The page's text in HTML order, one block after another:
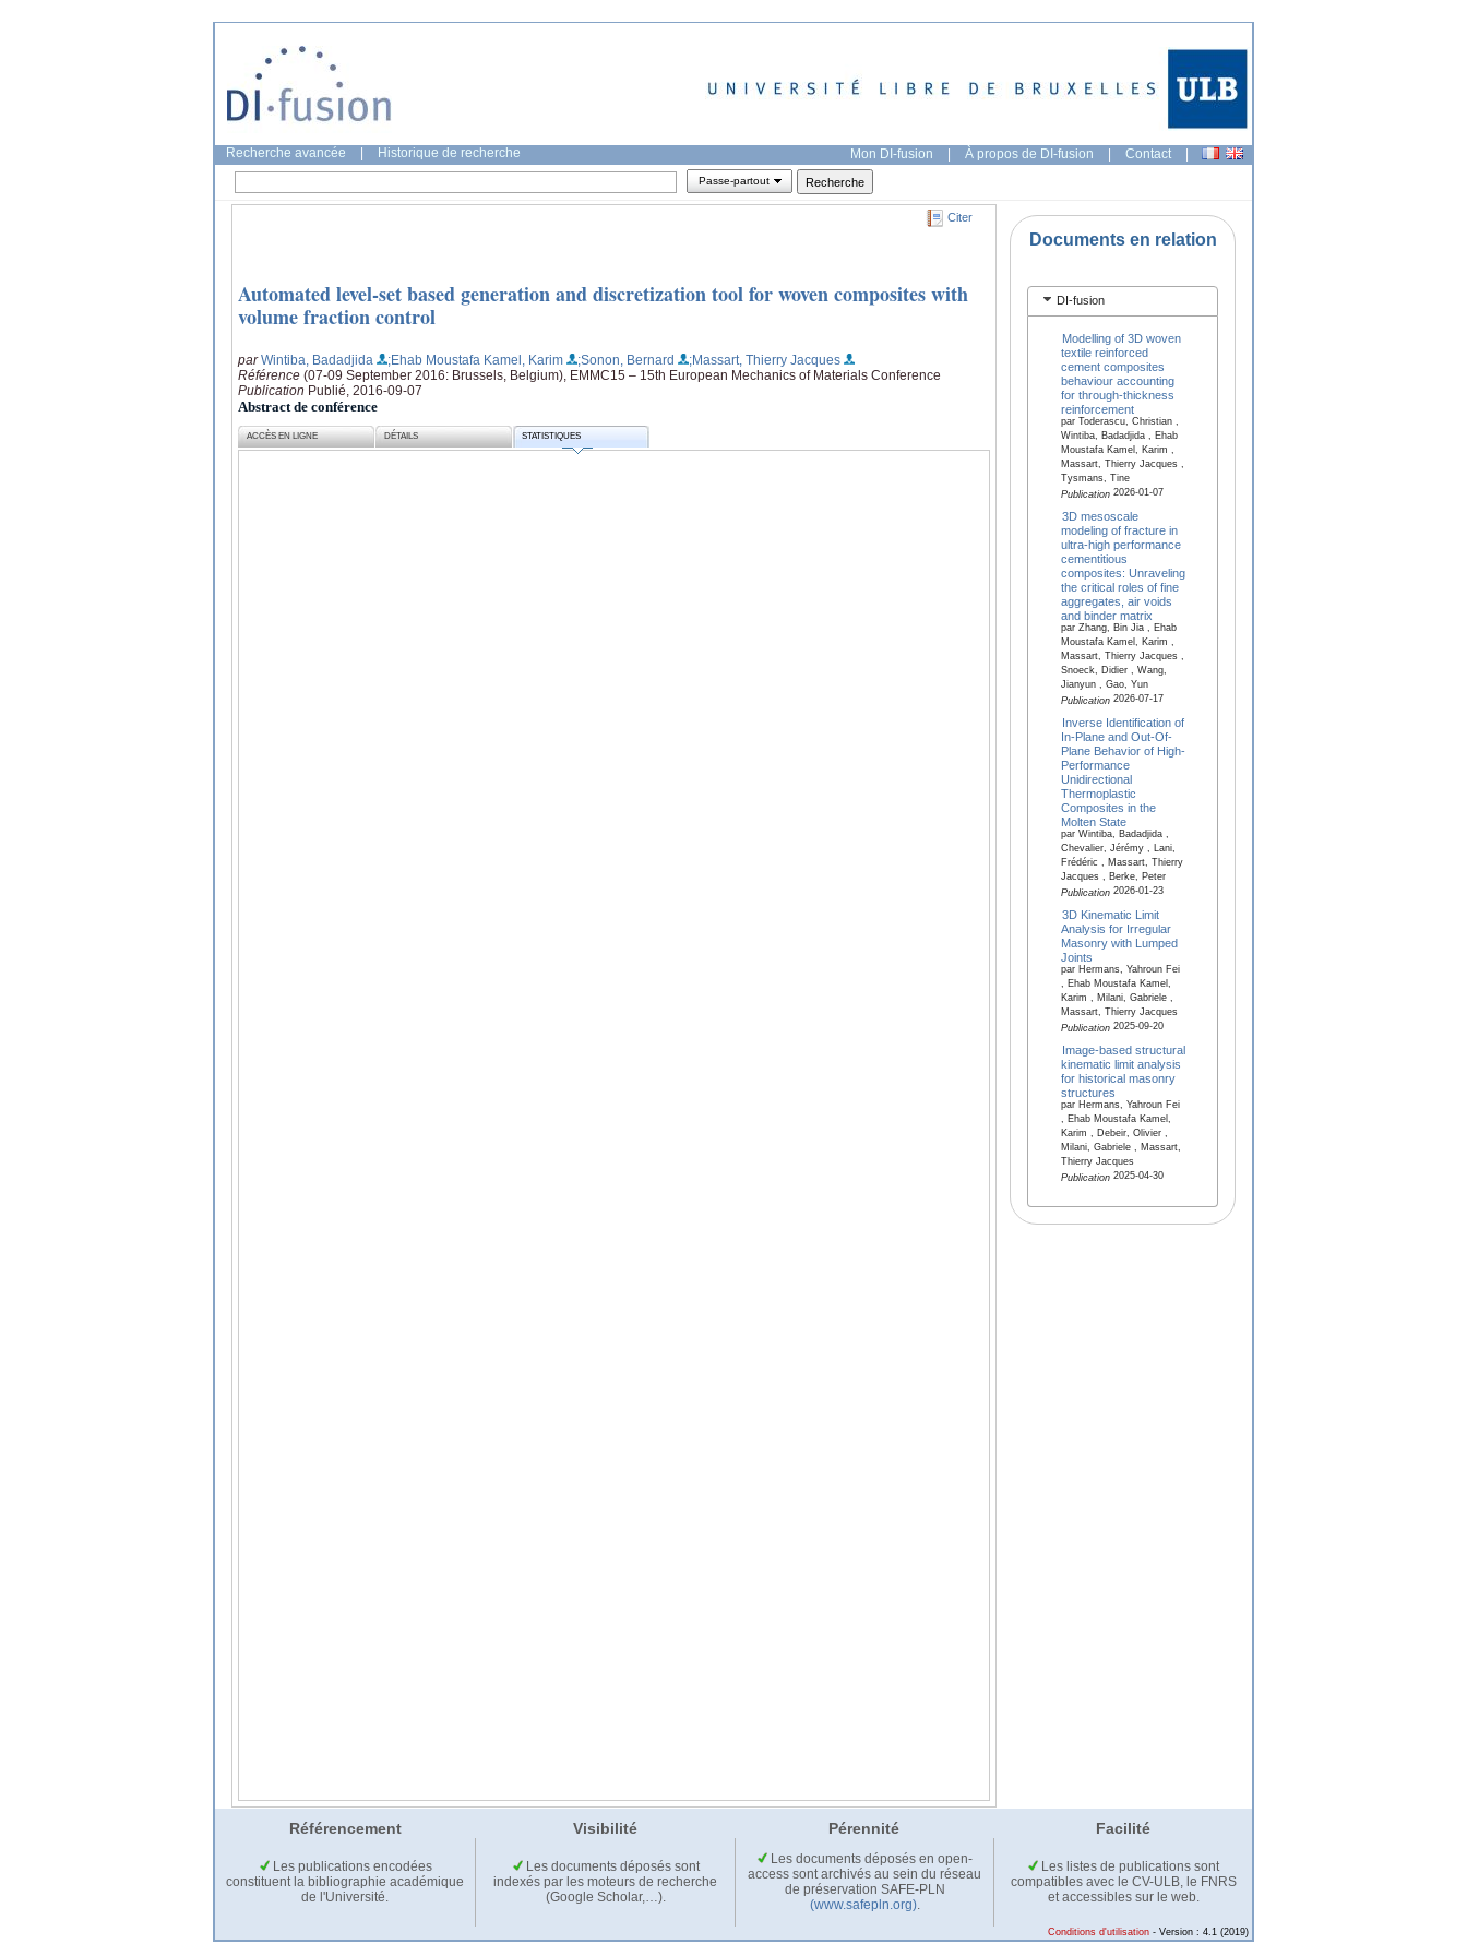
Recherche avancée Historique de recherche Mon DI-fusion | À propos de DI-fusion | Contact |
Passe-partout
Citer
Automated level-set based generation and discretization tool for woven composites with
volume fraction control
parWintiba, Badadjida ;Ehab Moustafa Kamel, Karim ;Sonon, Bernard
;Massart, Thierry Jacques
Référence (07-09 September 2016: Brussels, Belgium), EMMC15 – 15th European Mechanics of Materials Conference
Publication Publié, 2016-09-07
Abstract de conférence
ACCÈS EN LIGNE DÉTAILS STATISTIQUES
Documents en relation
DI-fusion
Modelling of 3D woven
textile reinforced
cement composites
behaviour accounting
for through-thickness
reinforcement
par Toderascu, Christian ,
Wintiba, Badadjida , Ehab
Moustafa Kamel, Karim ,
Massart, Thierry Jacques ,
Tysmans, Tine
Publication2026-01-07
3D mesoscale
modeling of fracture in
ultra-high performance
cementitious
composites: Unraveling
the critical roles of fine
aggregates, air voids
and binder matrix
par Zhang, Bin Jia , Ehab
Moustafa Kamel, Karim ,
Massart, Thierry Jacques ,
Snoeck, Didier , Wang,
Jianyun , Gao, Yun
Publication2026-07-17
Inverse Identification of
In-Plane and Out-Of-
Plane Behavior of High-
Performance
Unidirectional
Thermoplastic
Composites in the
Molten State
par Wintiba, Badadjida ,
Chevalier, Jérémy , Lani,
Frédéric , Massart, Thierry
Jacques , Berke, Peter
Publication2026-01-23
3D Kinematic Limit
Analysis for Irregular
Masonry with Lumped
Joints
par Hermans, Yahroun Fei
, Ehab Moustafa Kamel,
Karim , Milani, Gabriele ,
Massart, Thierry Jacques
Publication2025-09-20
Image-based structural
kinematic limit analysis
for historical masonry
structures
par Hermans, Yahroun Fei
, Ehab Moustafa Kamel,
Karim , Debeir, Olivier ,
Milani, Gabriele , Massart,
Thierry Jacques
Publication2025-04-30
Référencement Visibilité Pérennité Facilité
Les publications encodées
constituent la bibliographie académique
de l'Université.
Les documents déposés sont
indexés par les moteurs de recherche
(Google Scholar,…).
Les documents déposés en open-
access sont archivés au sein du réseau
de préservation SAFE-PLN
(www.safepln.org).
Les listes de publications sont
compatibles avec le CV-ULB, le FNRS
et accessibles sur le web.
Conditions d'utilisation - Version : 4.1 (2019)